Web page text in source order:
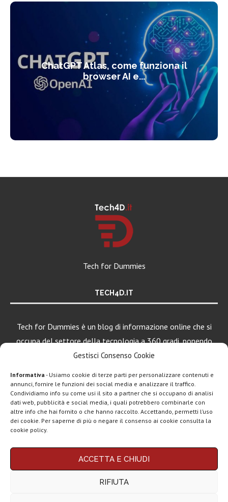
Gestisci Consenso Cookie
Informativa - Usiamo cookie di terze parti per personalizzare contenuti e
annunci, fornire le funzioni dei social media e analizzare il traffico.
Condividiamo info su come usi il sito a partner che si occupano di analisi
dati web, pubblicità e social media, i quali potrebbero combinarle con
altre info che hai fornito o che hanno raccolto. Accettando, permetti l’uso
dei cookie. Per saperne di più o negare il consenso ai cookie consulta la
cookie policy.
ACCETTA E CHIUDI
RIFIUTA
ChatGPT Atlas, come funziona il
browser AI e...
Tech for Dummies
TECH4D.IT
Tech for Dummies è un blog di informazione online che si
occupa del settore della tecnologia a 360 gradi, ponendo
una particolare attenzione al mondo Android, Apple e
Chi siamo Contatti Disclaimer Privacy policy
Questo blog non rappresenta una testata giornalistica in quanto viene aggiornato
LEGGI ANCHE
Google lancia
Search Live con
Rassegna stampa